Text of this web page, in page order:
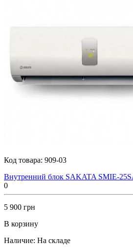
Код товара: 909-03
Внутренний блок SAKATA SMIE-
0
5 900 грн
В корзину
Наличие: На складе